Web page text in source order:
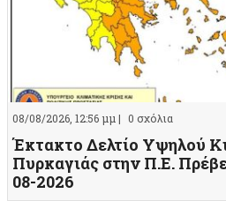
08/08/2026, 12:56 μμ | 0 σχόλια
Έκτακτο Δελτίο Υψηλού
Πυρκαγιάς στην Π.Ε.
08-2026